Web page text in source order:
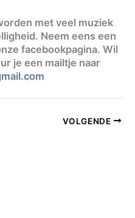
met veel muziek
Neem eens een
facebookpagina. Wil
je een mailtje naar
VOLGENDE